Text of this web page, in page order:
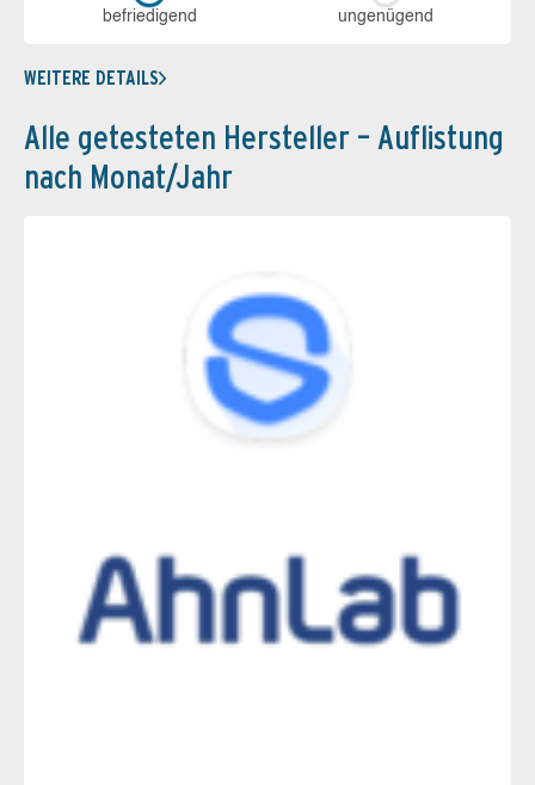
be­frie­di­gend un­ge­nü­gend
WEITERE DETAILS
Alle getesteten Hersteller – Auflistung
nach Monat/Jahr